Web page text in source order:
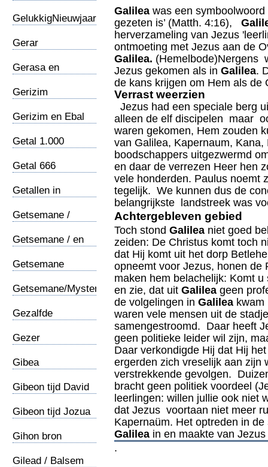
GelukkigNieuwjaar
Gerar
Gerasa en
Gerizim
Gerizim en Ebal
Getal 1.000
Getal 666
Getallen in
Getsemane /
Getsemane / en
Getsemane
Getsemane/Mysterie
Gezalfde
Gezer
Gibea
Gibeon tijd David
Gibeon tijd Jozua
Gihon bron
Gilead / Balsem
Galilea was een
gezeten is’ (Matth. 4:16),
herverzameling van Jezus
ontmoeting met Jezus aan de
Galilea. (Hemelbode)Nergens
Jezus gekomen als in Galilea.
de kans krijgen om Hem als
Verrast weerzien
Jezus had een speciale berg
alleen de elf discipelen maar
waren gekomen, Hem zouden
van Galilea, Kapernaum,
boodschappers uitgezwermd
en daar de verrezen Heer hen
vele honderden. Paulus noemt
tegelijk. We kunnen dus de
belangrijkste landstreek was
Achtergebleven gebied
Toch stond Galilea niet goed
zeiden: De Christus komt toch
dat Hij komt uit het dorp
opneemt voor Jezus, honen de
maken hem belachelijk: Komt
en zie, dat uit Galilea geen
de volgelingen in Galilea kwam
waren vele mensen uit de
samengestroomd. Daar heeft
geen politieke leider wil zijn,
Daar verkondigde Hij dat Hij
ergerden zich vreselijk aan zijn
verstrekkende gevolgen.
bracht geen politiek voordeel
leerlingen: willen jullie ook
dat Jezus voortaan niet meer
Kapernaüm. Het optreden in
Galilea in en maakte van
.